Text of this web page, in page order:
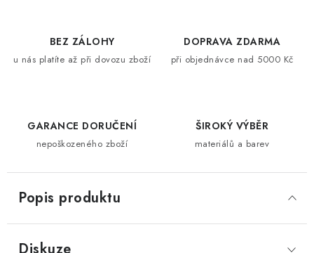
BEZ ZÁLOHY
u nás platíte až při dovozu zboží
DOPRAVA ZDARMA
při objednávce nad 5000 Kč
GARANCE DORUČENÍ
nepoškozeného zboží
ŠIROKÝ VÝBĚR
materiálů a barev
Popis produktu